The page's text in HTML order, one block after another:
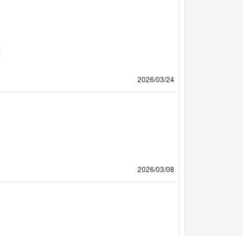
2026/03/24
2026/03/08